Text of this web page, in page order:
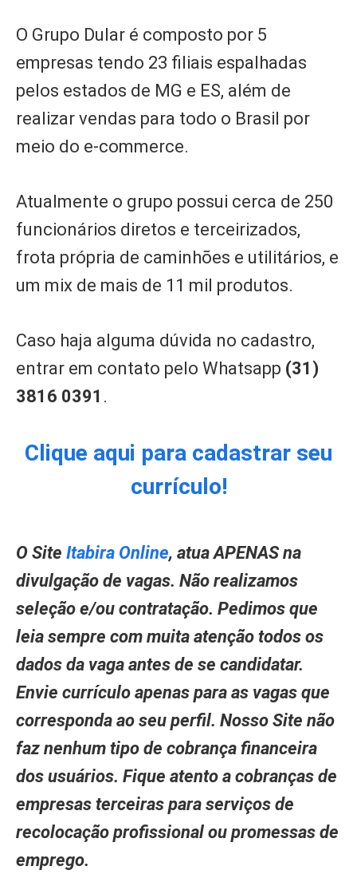
O Grupo Dular é composto por 5
empresas tendo 23 filiais espalhadas
pelos estados de MG e ES, além de
realizar vendas para todo o Brasil por
meio do e-commerce.
Atualmente o grupo possui cerca de 250
funcionários diretos e terceirizados,
frota própria de caminhões e utilitários, e
um mix de mais de 11 mil produtos.
Caso haja alguma dúvida no cadastro,
entrar em contato pelo Whatsapp (31)
3816 0391 .
Clique aqui para cadastrar seu
currículo!
O Site Itabira Online, atua APENAS na
divulgação de vagas. Não realizamos
seleção e/ou contratação. Pedimos que
leia sempre com muita atenção todos os
dados da vaga antes de se candidatar.
Envie currículo apenas para as vagas que
corresponda ao seu perfil. Nosso Site não
faz nenhum tipo de cobrança financeira
dos usuários. Fique atento a cobranças de
empresas terceiras para serviços de
recolocação profissional ou promessas de
emprego.